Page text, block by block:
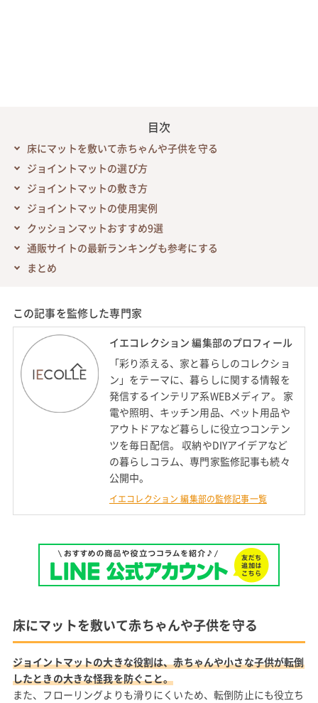
目次
床にマットを敷いて赤ちゃんや子供を守る
ジョイントマットの選び方
ジョイントマットの敷き方
ジョイントマットの使用実例
クッションマットおすすめ9選
通販サイトの最新ランキングも参考にする
まとめ
この記事を監修した専門家
イエコレクション 編集部のプロフィール
「彩り添える、家と暮らしのコレクショ
ン」をテーマに、暮らしに関する情報を
発信するインテリア系WEBメディア。 家
電や照明、キッチン用品、ペット用品や
アウトドアなど暮らしに役立つコンテン
ツを毎日配信。 収納やDIYアイデアなど
の暮らしコラム、専門家監修記事も続々
公開中。
イエコレクション 編集部の監修記事一覧
床にマットを敷いて赤ちゃんや子供を守る
ジョイントマットの大きな役割は、赤ちゃんや小さな子供が転倒
したときの大きな怪我を防ぐこと。
また、フローリングよりも滑りにくいため、転倒防止にも役立ち